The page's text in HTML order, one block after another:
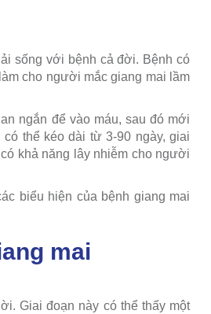
sống với bệnh cả đời. Bệnh có
cho người mắc giang mai lầm
ngắn để vào máu, sau đó mới
thể kéo dài từ 3-90 ngày, giai
khả năng lây nhiễm cho người
biểu hiện của bệnh giang mai
mai
Giai đoạn này có thể thấy một